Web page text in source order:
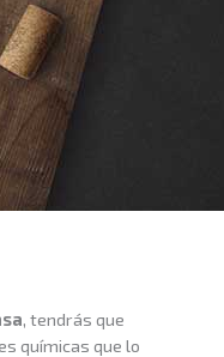
, tendrás que
químicas que lo